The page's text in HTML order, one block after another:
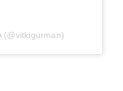
(@vitkigurman)